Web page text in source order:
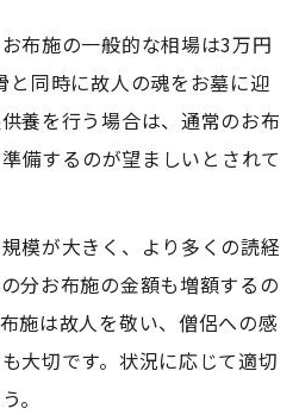
布施の一般的な相場は3万円
と同時に故人の魂をお墓に迎
養を行う場合は、通常のお布
備するのが望ましいとされて
模が大きく、より多くの読経
分お布施の金額も増額するの
施は故人を敬い、僧侶への感
大切です。状況に応じて適切
。